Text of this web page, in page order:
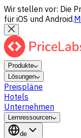
Wir stellen vor: Die
für iOS und Android.
Produkte
Lösungen
Preispläne
Hotels
Unternehmen
Lernressourcen
de